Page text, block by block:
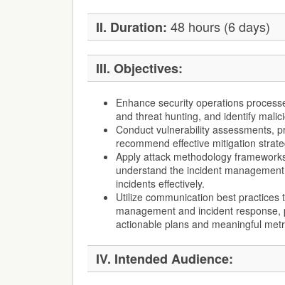
II. Duration: 48 hours (6 days)
III. Objectives:
Enhance security operations
and threat hunting, and identify
Conduct vulnerability assessments,
recommend effective mitigation
Apply attack methodology
understand the incident
incidents effectively.
Utilize communication best
management and incident
actionable plans and meaningful
IV. Intended Audience: